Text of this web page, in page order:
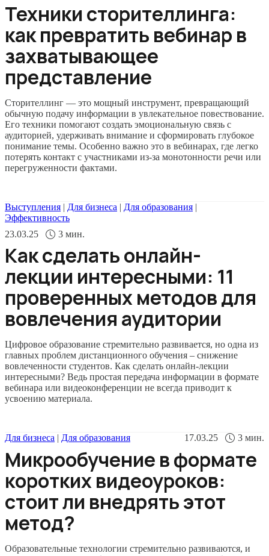
Техники сторителлинга:
как превратить вебинар в
захватывающее
представление
Сторителлинг — это мощный инструмент, превращающий
обычную подачу информации в увлекательное повествование.
Его техники помогают создать эмоциональную связь с
аудиторией, удерживать внимание и сформировать глубокое
понимание темы. Особенно важно это в вебинарах, где легко
потерять контакт с участниками из-за монотонности речи или
перегруженности фактами.
Выступления | Для бизнеса | Для образования |
Эффективность
23.03.25
3 мин.
Как сделать онлайн-
лекции интересными: 11
проверенных методов для
вовлечения аудитории
Цифровое образование стремительно развивается, но одна из
главных проблем дистанционного обучения – снижение
вовлеченности студентов. Как сделать онлайн-лекции
интересными? Ведь простая передача информации в формате
вебинара или видеоконференции не всегда приводит к
усвоению материала.
Для бизнеса | Для образования 17.03.25 3 мин.
Микрообучение в формате
коротких видеоуроков:
стоит ли внедрять этот
метод?
Образовательные технологии стремительно развиваются, и